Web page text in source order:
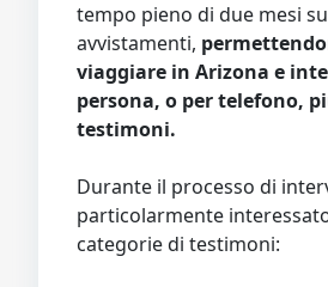
tempo pieno di due mesi
avvistamenti,
viaggiare in Arizona e
persona, o per telefono,
testimoni.
Durante il processo di
particolarmente
categorie di testimoni: